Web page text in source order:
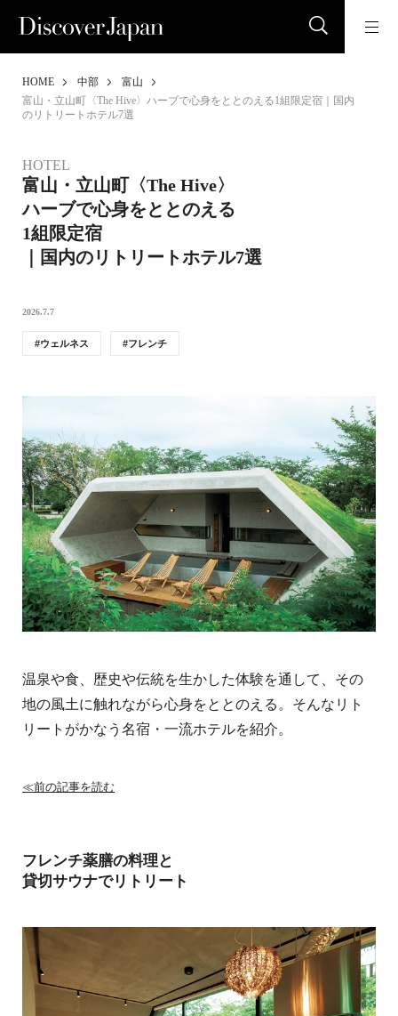
HOME 中部
富山
富山・立山町〈The Hive〉ハーブで心身をととのえる1組限定宿｜国内
のリトリートホテル7選
HOTEL
富山・立山町〈The Hive〉
ハーブで心身をととのえる
1組限定宿
｜国内のリトリートホテル7選
2026.7.7
ウェルネス フレンチ
温泉や食、歴史や伝統を生かした体験を通して、その
地の風土に触れながら心身をととのえる。そんなリト
リートがかなう名宿・一流ホテルを紹介。
≪前の記事を読む
フレンチ薬膳の料理と
貸切サウナでリトリート